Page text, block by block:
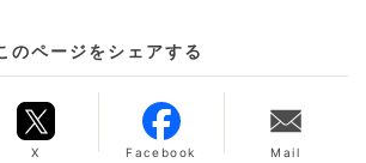
のページをシェアする
X Facebook Mail